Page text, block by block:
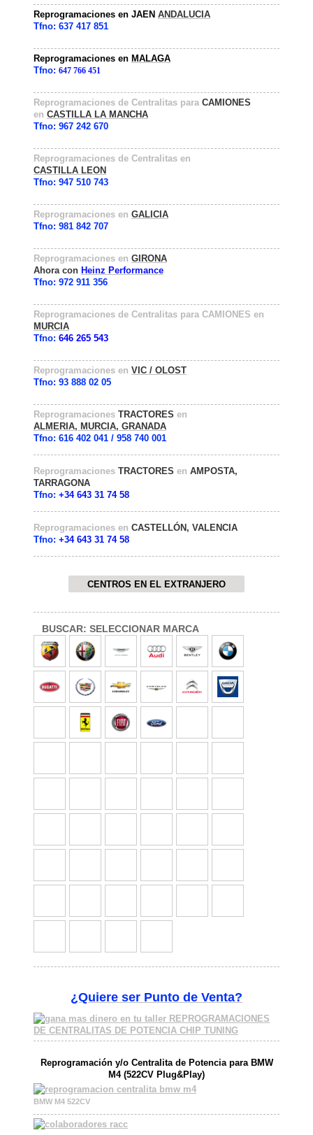
Reprogramaciones en JAEN ANDALUCIA
Tfno: 637 417 851
Reprogramaciones en MALAGA
Tfno: 647 766 451
Reprogramaciones de Centralitas para CAMIONES
en CASTILLA LA MANCHA
Tfno: 967 242 670
Reprogramaciones de Centralitas en
CASTILLA LEON
Tfno: 947 510 743
Reprogramaciones en GALICIA
Tfno: 981 842 707
Reprogramaciones en GIRONA
Ahora con Heinz Performance
Tfno: 972 911 356
Reprogramaciones de Centralitas para CAMIONES en
MURCIA
Tfno: 646 265 543
Reprogramaciones en VIC / OLOST
Tfno: 93 888 02 05
Reprogramaciones TRACTORES en
ALMERIA, MURCIA, GRANADA
Tfno: 616 402 041 / 958 740 001
Reprogramaciones TRACTORES en AMPOSTA,
TARRAGONA
Tfno: +34 643 31 74 58
Reprogramaciones en CASTELLÓN, VALENCIA
Tfno: +34 643 31 74 58
CENTROS EN EL EXTRANJERO
BUSCAR: SELECCIONAR MARCA
¿Quiere ser Punto de Venta?
Reprogramación y/o Centralita de Potencia para BMW
M4 (522CV Plug&Play)
BMW M4 522CV